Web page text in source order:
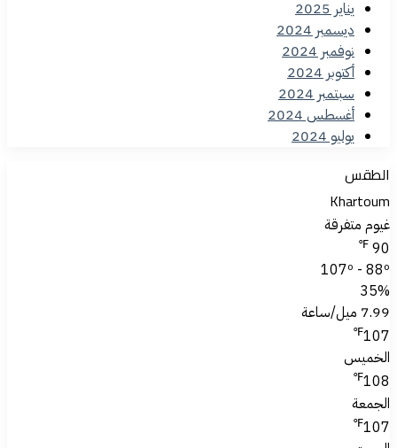
يناير 2025
ديسمبر 2024
نوفمبر 2024
أكتوبر 2024
سبتمبر 2024
أغسطس 2024
يوليو 2024
الطقس
Khartoum
غيوم متفرقة
90
℉
107º - 88º
35%
7.99 ميل/ساعة
107
℉
الخميس
108
℉
الجمعة
107
℉